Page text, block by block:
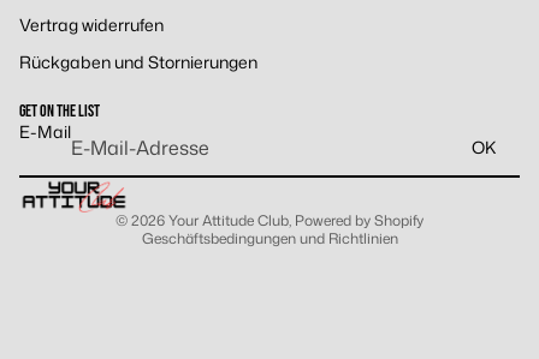
Vertrag widerrufen
Rückgaben und Stornierungen
GET ON THE LIST
E-Mail
OK
© 2026Your Attitude Club, Powered by Shopify
Geschäftsbedingungen und Richtlinien
Widerrufsrecht
Datenschutzerklärung
Versand
Impressum